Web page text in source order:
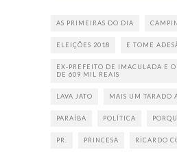
AS PRIMEIRAS DO DIA
ELEIÇÕES 2018 E TOME
EX-PREFEITO DE IMACULADA E
DE 609 MIL REAIS
LAVA JATO MAIS UM TARADO
PARAÍBA POLÍTICA
PR. PRINCESA RICARDO